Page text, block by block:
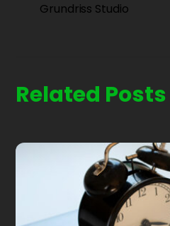
Grundriss Studio
Related Posts